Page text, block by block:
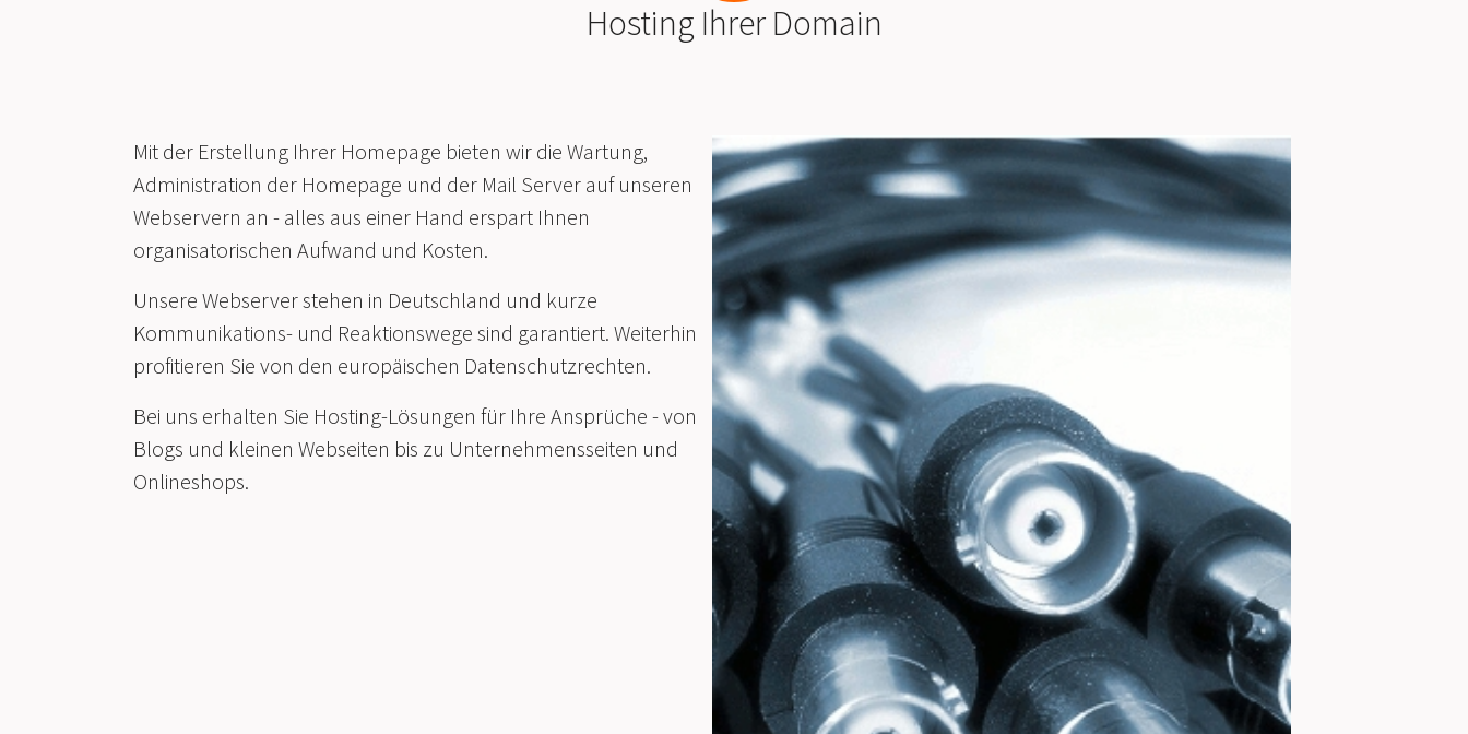
Hosting Ihrer Domain
Mit der Erstellung Ihrer Homepage bieten wir die Wartung,
Administration der Homepage und der Mail Server auf unseren
Webservern an - alles aus einer Hand erspart Ihnen
organisatorischen Aufwand und Kosten.
Unsere Webserver stehen in Deutschland und kurze
Kommunikations- und Reaktionswege sind garantiert. Weiterhin
profitieren Sie von den europäischen Datenschutzrechten.
Bei uns erhalten Sie Hosting-Lösungen für Ihre Ansprüche - von
Blogs und kleinen Webseiten bis zu Unternehmensseiten und
Onlineshops.